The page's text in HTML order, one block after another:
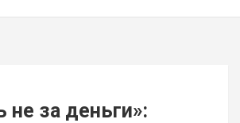
не за деньги»: